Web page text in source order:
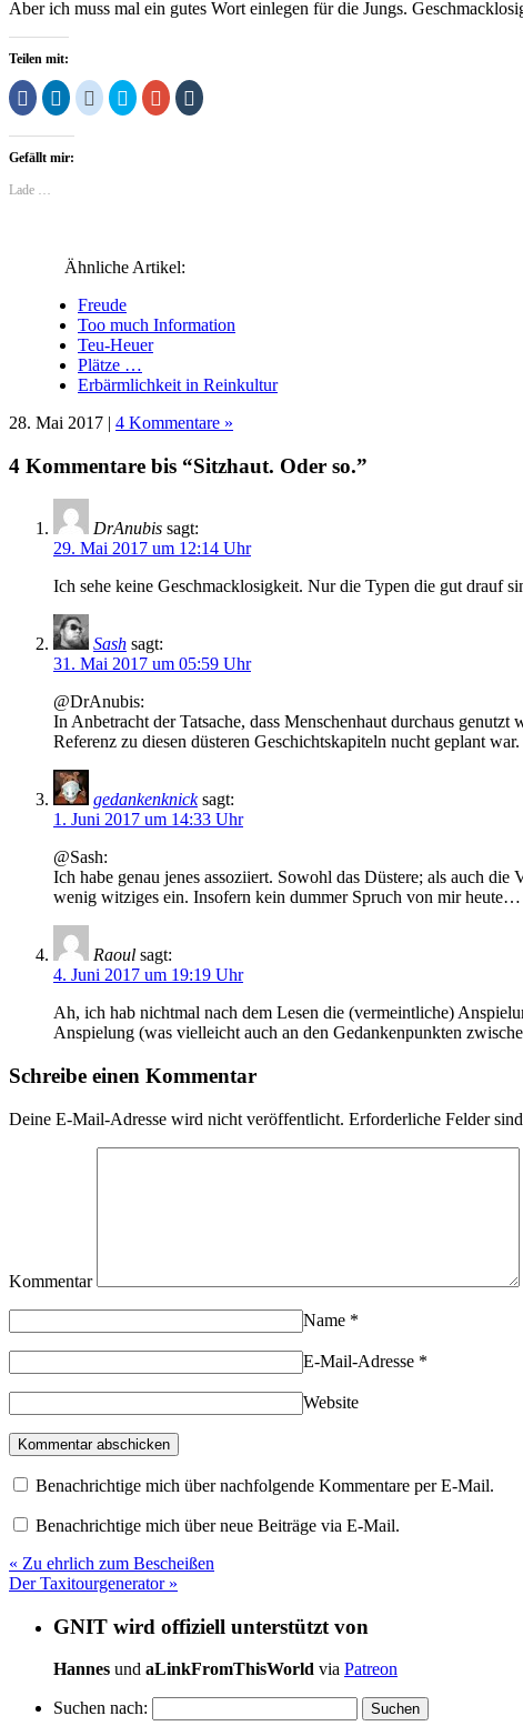
Aber ich muss mal ein gutes Wort einlegen für die Jungs.
Teilen mit:
Klick,
um
Facebook
teilen
in
neuem
Klick,
um
LinkedIn
teilen
Klick,
um
Klick,
um
über
Zum
Teilen
Klick,
um
Gefällt mir:
Lade …
Ähnliche Artikel:
Freude
Too much Information
Teu-Heuer
Plätze …
Erbärmlichkeit in Reinkultur
28. Mai 2017 | 4 Kommentare »
4 Kommentare bis “Sitzhaut. Oder so.”
DrAnubis sagt:
29. Mai 2017 um 12:14 Uhr
Ich sehe keine Geschmacklosigkeit. Nur die Typen die gut drauf
Sash sagt:
31. Mai 2017 um 05:59 Uhr
@DrAnubis:
In Anbetracht der Tatsache, dass Menschenhaut durchaus
Referenz zu diesen düsteren Geschichtskapiteln nucht geplant war.
gedankenknick sagt:
1. Juni 2017 um 14:33 Uhr
@Sash:
Ich habe genau jenes assoziiert. Sowohl das Düstere; als auch
wenig witziges ein. Insofern kein dummer Spruch von mir heute…
Raoul sagt:
4. Juni 2017 um 19:19 Uhr
Ah, ich hab nichtmal nach dem Lesen die (vermeintliche)
Anspielung (was vielleicht auch an den Gedankenpunkten
Schreibe einen Kommentar
Deine E-Mail-Adresse wird nicht veröffentlicht. Erforderliche Felder
Kommentar
Name *
E-Mail-Adresse *
Website
Benachrichtige mich über nachfolgende Kommentare per E-Mail.
Benachrichtige mich über neue Beiträge via E-Mail.
« Zu ehrlich zum Bescheißen
Der Taxitourgenerator »
GNIT wird offiziell unterstützt von
Hannes und aLinkFromThisWorld via Patreon
Suchen nach: